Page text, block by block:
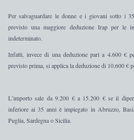
Persalvaguardare le donne e i giovani sotto i
previsto unamaggiore deduzione Irap per le
indeterminato.
Infatti, invece di una deduzione pari a 4.600 €
previsto prima, si applica ladeduzione di 10.600 €
L’importo sale da 9.200 € a 15.200 € se il
inferiore ai 35 anni è impiegato in Abruzzo,
Puglia, Sardegna o Sicilia.